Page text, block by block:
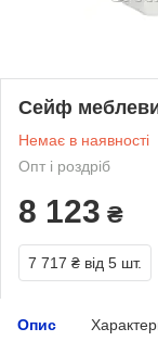
Сейф
Немає в наявності
Опт і роздріб
8 123 ₴
7 717 ₴ від 5 шт.
Опис